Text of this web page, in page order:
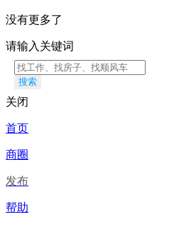
没有更多了
请输入关键词
搜索
关闭
首页
商圈
发布
帮助